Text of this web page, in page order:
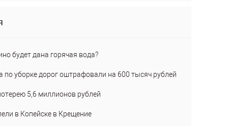
будет дана горячая вода?
по уборке дорог оштрафовали на 600 тысяч рублей
5,6 миллионов рублей
в Копейске в Крещение